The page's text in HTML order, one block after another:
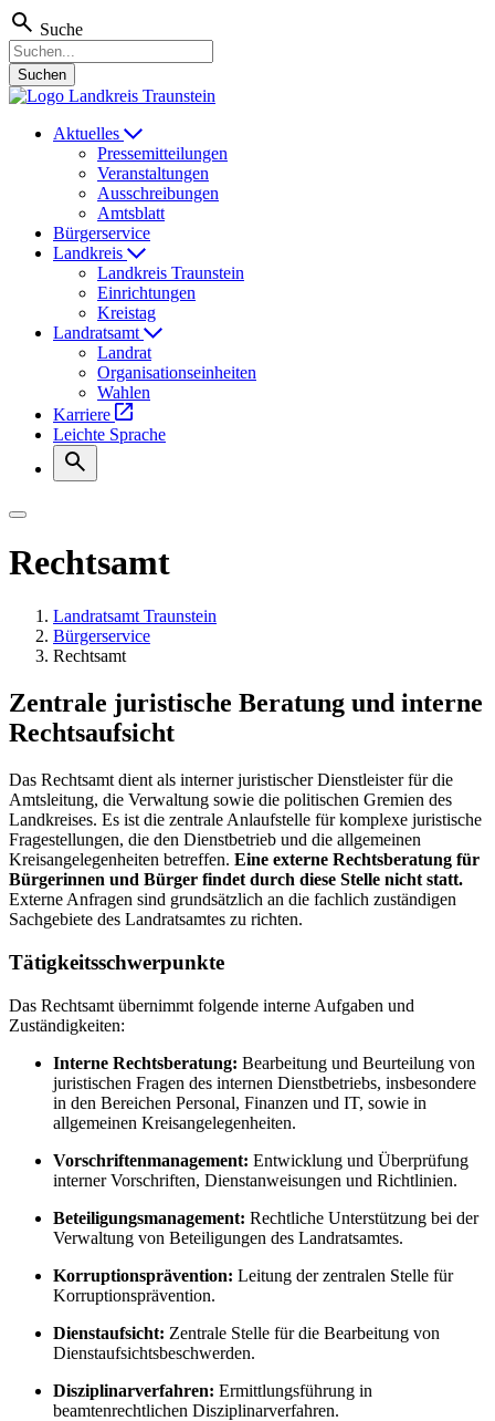
Suche
Suchen
Aktuelles
Pressemitteilungen
Veranstaltungen
Ausschreibungen
Amtsblatt
Bürgerservice
Landkreis
Landkreis Traunstein
Einrichtungen
Kreistag
Landratsamt
Landrat
Organisationseinheiten
Wahlen
Karriere
Leichte Sprache
Rechtsamt
Landratsamt Traunstein
Bürgerservice
Rechtsamt
Zentrale juristische Beratung und interne
Rechtsaufsicht
Das Rechtsamt dient als interner juristischer Dienstleister für die
Amtsleitung, die Verwaltung sowie die politischen Gremien des
Landkreises. Es ist die zentrale Anlaufstelle für komplexe juristische
Fragestellungen, die den Dienstbetrieb und die allgemeinen
Kreisangelegenheiten betreffen. Eine externe Rechtsberatung für
Bürgerinnen und Bürger findet durch diese Stelle nicht statt.
Externe Anfragen sind grundsätzlich an die fachlich zuständigen
Sachgebiete des Landratsamtes zu richten.
Tätigkeitsschwerpunkte
Das Rechtsamt übernimmt folgende interne Aufgaben und
Zuständigkeiten:
Interne Rechtsberatung: Bearbeitung und Beurteilung von
juristischen Fragen des internen Dienstbetriebs, insbesondere
in den Bereichen Personal, Finanzen und IT, sowie in
allgemeinen Kreisangelegenheiten.
Vorschriftenmanagement: Entwicklung und Überprüfung
interner Vorschriften, Dienstanweisungen und Richtlinien.
Beteiligungsmanagement: Rechtliche Unterstützung bei der
Verwaltung von Beteiligungen des Landratsamtes.
Korruptionsprävention: Leitung der zentralen Stelle für
Korruptionsprävention.
Dienstaufsicht: Zentrale Stelle für die Bearbeitung von
Dienstaufsichtsbeschwerden.
Disziplinarverfahren: Ermittlungsführung in
beamtenrechtlichen Disziplinarverfahren.